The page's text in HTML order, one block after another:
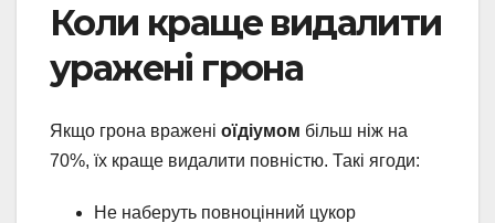
Коли краще видалити
уражені грона
Якщо грона вражені оїдіумом більш ніж на
70%, їх краще видалити повністю. Такі ягоди:
Не наберуть повноцінний цукор